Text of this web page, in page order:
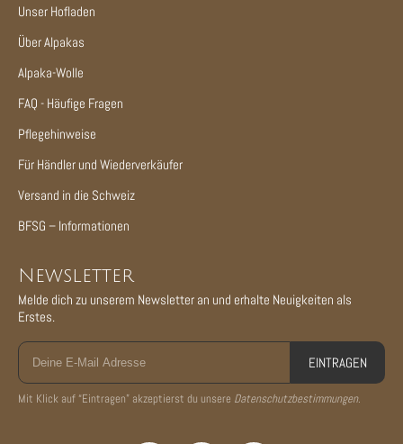
Unser Hofladen
Über Alpakas
Alpaka-Wolle
FAQ - Häufige Fragen
Pflegehinweise
Für Händler und Wiederverkäufer
Versand in die Schweiz
BFSG – Informationen
Newsletter
Melde dich zu unserem Newsletter an und erhalte Neuigkeiten als
Erstes.
EINTRAGEN
Mit Klick auf “Eintragen” akzeptierst du unsere Datenschutzbestimmungen.